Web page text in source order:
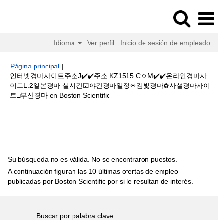
Idioma Ver perfil Inicio de sesión de empleado
Página principal |
인터넷경마사이트주소J✔️✔️주소:KZ1515.CㅇM✔️✔️온라인경마사
이트L.2일본경마 실시간☑야간경마일정☀검빛경마✿사설경마사이
트□부산경마 en Boston Scientific(página
Su búsqueda no es válida. No se encontraron puestos.
A continuación figuran las 10 últimas ofertas de empleo
publicadas por Boston Scientific por si le resultan de interés.
Buscar por palabra clave